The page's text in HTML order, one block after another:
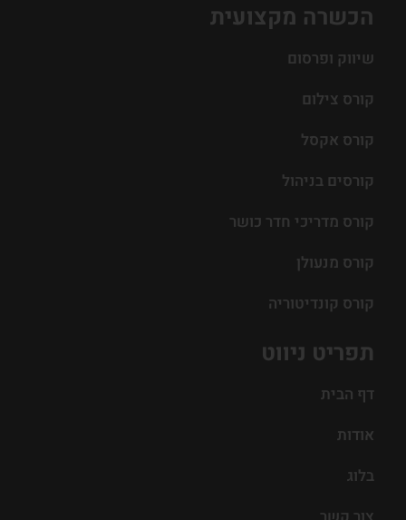
תפריט ניווט
דף הבית
אודות
בלוג
הכשרה מקצועית
שיווק ופרסום
קורס צילום
קורס אקסל
קורסים בניהול
קורס מדריכי חדר כושר
קורס מנעולן
קורס קונדיטוריה